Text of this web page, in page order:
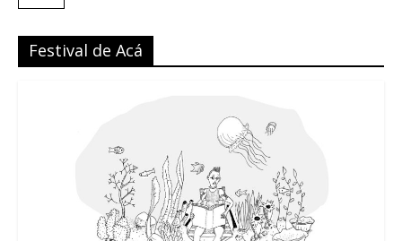
Festival de Acá